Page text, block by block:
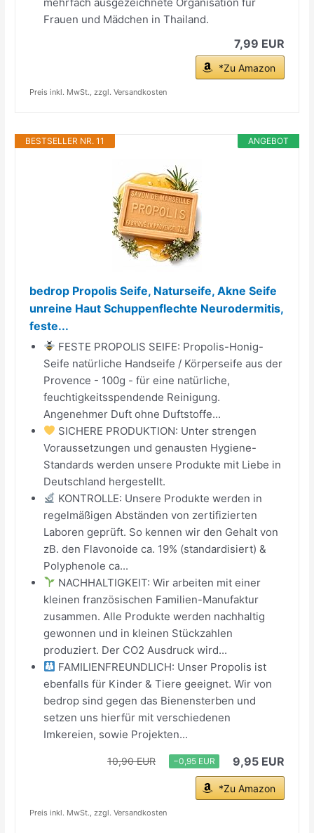
Frauen und Mädchen in Thailand.
7,99 EUR
*Zu Amazon
Preis inkl. MwSt., zzgl. Versandkosten
ANGEBOT
BESTSELLER NR. 11
bedrop Propolis Seife, Naturseife, Akne Seife
unreine Haut Schuppenflechte Neurodermitis,
feste...
FESTE PROPOLIS SEIFE: Propolis-Honig-
Seife natürliche Handseife / Körperseife aus der
Provence - 100g - für eine natürliche,
feuchtigkeitsspendende Reinigung.
Angenehmer Duft ohne Duftstoffe...
SICHERE PRODUKTION: Unter strengen
Voraussetzungen und genausten Hygiene-
Standards werden unsere Produkte mit Liebe in
Deutschland hergestellt.
KONTROLLE: Unsere Produkte werden in
regelmäßigen Abständen von zertifizierten
Laboren geprüft. So kennen wir den Gehalt von
zB. den Flavonoide ca. 19% (standardisiert) &
Polyphenole ca...
NACHHALTIGKEIT: Wir arbeiten mit einer
kleinen französischen Familien-Manufaktur
zusammen. Alle Produkte werden nachhaltig
gewonnen und in kleinen Stückzahlen
produziert. Der CO2 Ausdruck wird...
FAMILIENFREUNDLICH: Unser Propolis ist
ebenfalls für Kinder & Tiere geeignet. Wir von
bedrop sind gegen das Bienensterben und
setzen uns hierfür mit verschiedenen
Imkereien, sowie Projekten...
10,90 EUR −0,95 EUR 9,95 EUR
*Zu Amazon
Preis inkl. MwSt., zzgl. Versandkosten